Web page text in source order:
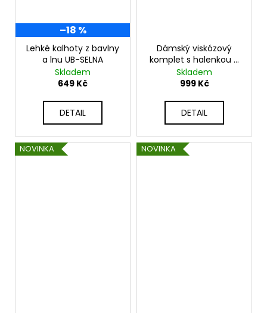
–18 %
Lehké kalhoty z bavlny
a lnu UB-SELNA
Skladem
649 Kč
DETAIL
Dámský viskózový
komplet s halenkou a
širokými kalhotami –
boho styl K3466
Skladem
999 Kč
DETAIL
NOVINKA NOVINKA